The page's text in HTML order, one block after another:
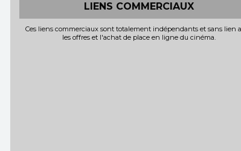
LIENS COMMERCIAUX
Ces liens commerciaux sont totalement indépendants et sans lien
les offres et l'achat de place en ligne du cinéma.